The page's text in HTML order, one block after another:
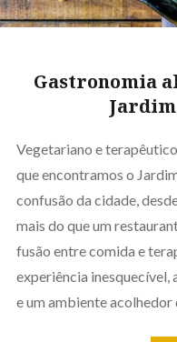
Gastronomia
Vegetariano e
que encontramos o
confusão da cidade,
mais do que um
fusão entre comida e
experiência inesquecível,
e um ambiente